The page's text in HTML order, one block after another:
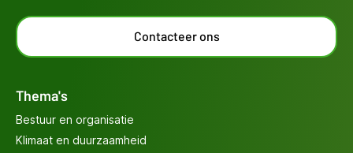
Contacteer ons
Thema's
Bestuur en organisatie
Klimaat en duurzaamheid